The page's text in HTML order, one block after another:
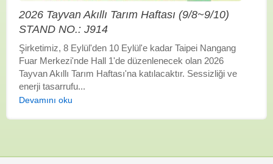
2026 Tayvan Akıllı Tarım Haftası (9/8~9/10)
STAND NO.: J914
Şirketimiz, 8 Eylül'den 10 Eylül'e kadar Taipei Nangang
Fuar Merkezi'nde Hall 1'de düzenlenecek olan 2026
Tayvan Akıllı Tarım Haftası'na katılacaktır. Sessizliği ve
enerji tasarrufu...
Devamını oku